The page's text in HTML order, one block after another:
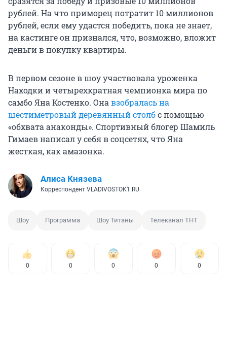
рублей. На что приморец потратит 10 миллионов
рублей, если ему удастся победить, пока не знает,
на кастинге он признался, что, возможно, вложит
деньги в покупку квартиры.
В первом сезоне в шоу участвовала уроженка
Находки и четырехкратная чемпионка мира по
самбо Яна Костенко. Она взобралась на
шестиметровый деревянный столбс помощью
«обхвата анаконды». Спортивный блогер Шамиль
Гимаев написал у себя в соцсетях, что Яна
жесткая, как амазонка.
Алиса Князева
Корреспондент VLADIVOSTOK1.RU
Шоу Программа Шоу Титаны Телеканал ТНТ
0 0 0 0 0